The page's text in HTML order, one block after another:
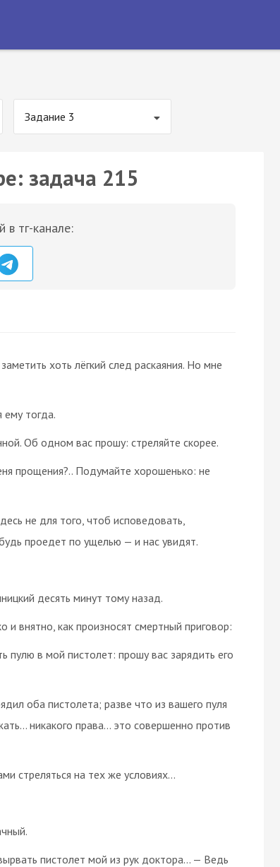
Задание 3
задача 215
в тг-канале:
хоть лёгкий след раскаяния. Но мне
ему тогда.
Об одном вас прошу: стреляйте скорее.
прощения?.. Подумайте хорошенько: не
не для того, чтоб исповедовать,
проедет по ущелью — и нас увидят.
десять минут тому назад.
внятно, как произносят смертный приговор:
пулю в мой пистолет: прошу вас зарядить его
оба пистолета; разве что из вашего пуля
никакого права… это совершенно против
стреляться на тех же условиях…
пистолет мой из рук доктора… — Ведь